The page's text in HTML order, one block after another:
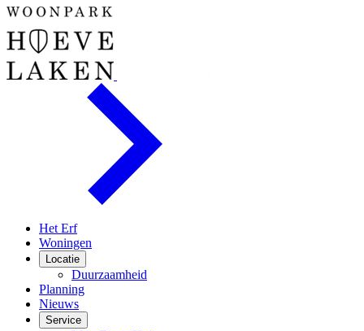
Het Erf
Woningen
Locatie
Duurzaamheid
Planning
Nieuws
Service